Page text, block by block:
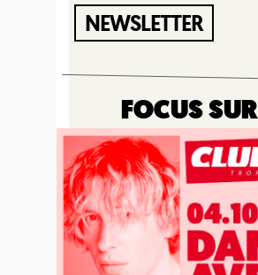
NEWSLETTER
FOCUS SUR